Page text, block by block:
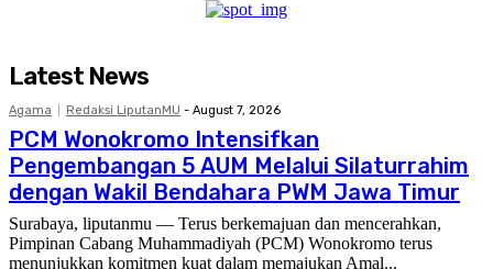
Latest News
Agama Redaksi LiputanMU - August 7, 2026
PCM Wonokromo Intensifkan
Pengembangan 5 AUM Melalui Silaturrahim
dengan Wakil Bendahara PWM Jawa Timur
Surabaya, liputanmu — Terus berkemajuan dan mencerahkan,
Pimpinan Cabang Muhammadiyah (PCM) Wonokromo terus
menunjukkan komitmen kuat dalam memajukan Amal...